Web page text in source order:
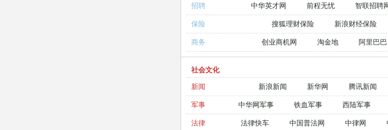
招聘 中华英才网 前程无忧 智联招聘
保险 搜狐理财保险 新浪财经保险
商务 创业商机网 淘金地 阿里巴巴
社会文化
新闻
新浪新闻 新华网 腾讯新闻
军事 中华网军事 铁血军事 西陆军事
法律 法律快车 中国普法网 中律网